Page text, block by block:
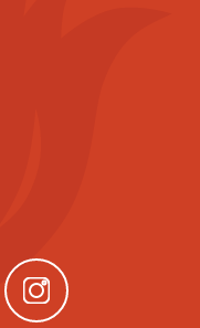
Fenster)(neues Fenster)